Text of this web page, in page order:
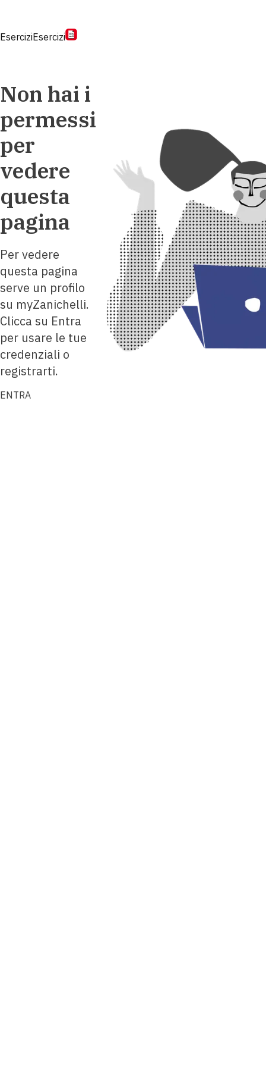
EserciziEsercizi
Non hai i
permessi
per
vedere
questa
pagina
Per vedere
questa pagina
serve un profilo
su myZanichelli.
Clicca su Entra
per usare le tue
credenziali o
registrarti.
ENTRA